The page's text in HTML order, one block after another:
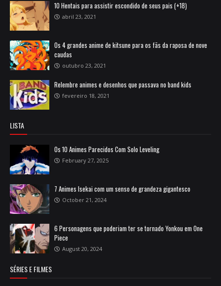
10 Hentais para assistir escondido de seus pais (+18)
abril 23, 2021
Os 4 grandes anime de kitsune para os fãs da raposa de nove
caudas
outubro 23, 2021
Relembre animes e desenhos que passava no band kids
fevereiro 18, 2021
LISTA
Os 10 Animes Parecidos Com Solo Leveling
February 27, 2025
7 Animes Isekai com um senso de grandeza gigantesco
October 21, 2024
6 Personagens que poderiam ter se tornado Yonkou em One
Piece
August 20, 2024
SÉRIES E FILMES